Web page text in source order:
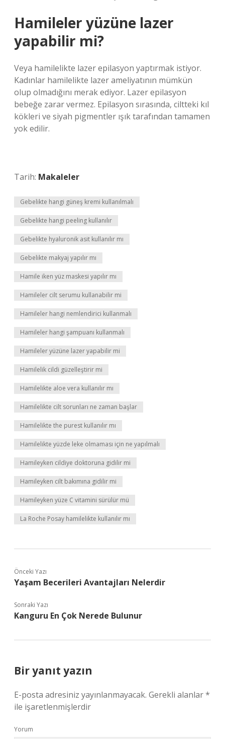
Hamileler yüzüne lazer
yapabilir mi?
Veya hamilelikte lazer epilasyon yaptırmak istiyor.
Kadınlar hamilelikte lazer ameliyatının mümkün
olup olmadığını merak ediyor. Lazer epilasyon
bebeğe zarar vermez. Epilasyon sırasında, ciltteki kıl
kökleri ve siyah pigmentler ışık tarafından tamamen
yok edilir.
Tarih: Makaleler
Gebelikte hangi güneş kremi kullanılmalı
Gebelikte hangi peeling kullanılır
Gebelikte hyaluronik asit kullanılır mı
Gebelikte makyaj yapılır mı
Hamile iken yüz maskesi yapılır mı
Hamileler cilt serumu kullanabilir mi
Hamileler hangi nemlendirici kullanmalı
Hamileler hangi şampuanı kullanmalı
Hamileler yüzüne lazer yapabilir mi
Hamilelik cildi güzelleştirir mi
Hamilelikte aloe vera kullanılır mı
Hamilelikte cilt sorunları ne zaman başlar
Hamilelikte the purest kullanılır mı
Hamilelikte yüzde leke olmaması için ne yapılmalı
Hamileyken cildiye doktoruna gidilir mi
Hamileyken cilt bakımına gidilir mi
Hamileyken yüze C vitamini sürülür mü
La Roche Posay hamilelikte kullanılır mı
Önceki Yazı
Yaşam Becerileri Avantajları Nelerdir
Sonraki Yazı
Kanguru En Çok Nerede Bulunur
Bir yanıt yazın
E-posta adresiniz yayınlanmayacak. Gerekli alanlar*
ile işaretlenmişlerdir
Yorum